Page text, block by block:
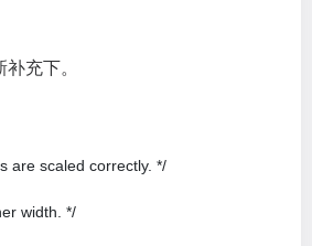
充下。
are scaled correctly. */
width. */